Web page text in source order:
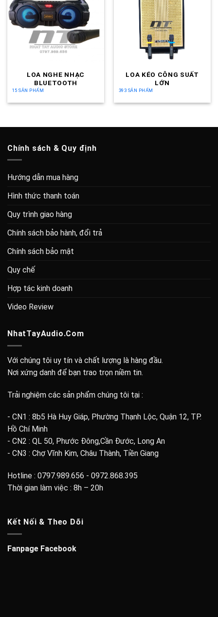
LOA NGHE NHẠC
BLUETOOTH
15 SẢN PHẨM
LOA KÉO CÔNG SUẤT
LỚN
393 SẢN PHẨM
Chính sách & Quy định
Hướng dẫn mua hàng
Hình thức thanh toán
Quy trình giao hàng
Chính sách bảo hành, đổi trả
Chính sách bảo mật
Quy chế
Hợp tác kinh doanh
Video Review
NhatTayAudio.Com
Với chúng tôi uy tín và chất lượng là hàng đầu.
Nơi xứng danh để bạn trao trọn niềm tin.
Trải nghiệm các sản phẩm chúng tôi tại :
- CN1 : 8b5 Hà Huy Giáp, Phường Thạnh Lộc, Quận 12, TP.
Hồ Chí Minh
- CN2 : QL 50, Phước Đông,Cần Đước, Long An
- CN3 : Chợ Vĩnh Kim, Châu Thành, Tiền Giang
Hotline : 0797.989.656 - 0972.868.395
Thời gian làm việc : 8h – 20h
Kết Nối & Theo Dõi
Fanpage Facebook